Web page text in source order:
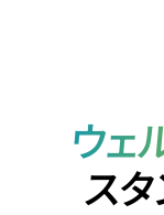
ウェ
ス